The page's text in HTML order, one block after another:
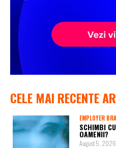
CELE MAI RECENTE
EMPLOYER
SCHIMBI
OAMENII?
August 5, 2026